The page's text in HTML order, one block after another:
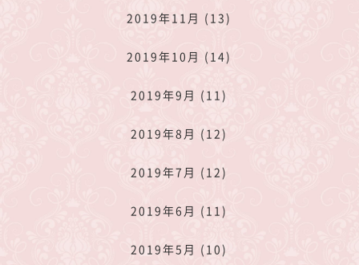
2019年11月 (13)
2019年10月 (14)
2019年9月 (11)
2019年8月 (12)
2019年7月 (12)
2019年6月 (11)
2019年5月 (10)